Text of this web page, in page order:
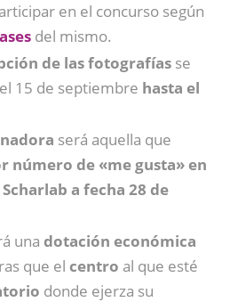
en el concurso según
del mismo.
de las fotografías se
15 de septiembre hasta el
será aquella que
número de «me gusta» en
a fecha 28 de
una dotación económica
que el centro al que esté
donde ejerza su